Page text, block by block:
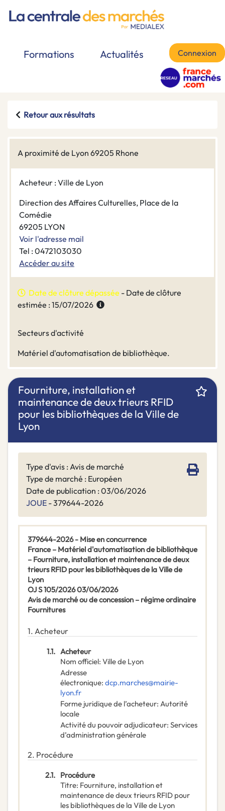
Formations Actualités Connexion
Retour aux résultats
A proximité de Lyon 69205 Rhone
Acheteur : Ville de Lyon
Direction des Affaires Culturelles, Place de la
Comédie
69205 LYON
Voir l'adresse mail
Tel : 0472103030
Accéder au site
Date de clôture dépassée - Date de clôture
estimée : 15/07/2026
Secteurs d'activité
Matériel d'automatisation de bibliothèque.
Fourniture, installation et
maintenance de deux trieurs RFID
pour les bibliothèques de la Ville de
Lyon
Type d'avis : Avis de marché
Type de marché : Européen
Date de publication : 03/06/2026
JOUE - 379644-2026
379644-2026 - Mise en concurrence
France – Matériel d'automatisation de bibliothèque
– Fourniture, installation et maintenance de deux
trieurs RFID pour les bibliothèques de la Ville de
Lyon
OJ S 105/2026 03/06/2026
Avis de marché ou de concession – régime ordinaire
Fournitures
1. Acheteur
1.1. Acheteur
Nom officiel: Ville de Lyon
Adresse
électronique: dcp.marches@mairie-
lyon.fr
Forme juridique de l’acheteur: Autorité
locale
Activité du pouvoir adjudicateur: Services
d’administration générale
2. Procédure
2.1. Procédure
Titre: Fourniture, installation et
maintenance de deux trieurs RFID pour
les bibliothèques de la Ville de Lyon